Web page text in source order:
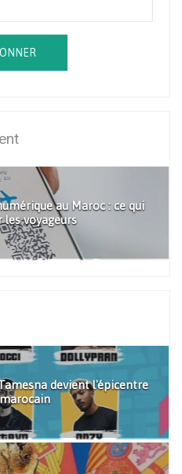
au Maroc : ce qui
les voyageurs
devient l'épicentre